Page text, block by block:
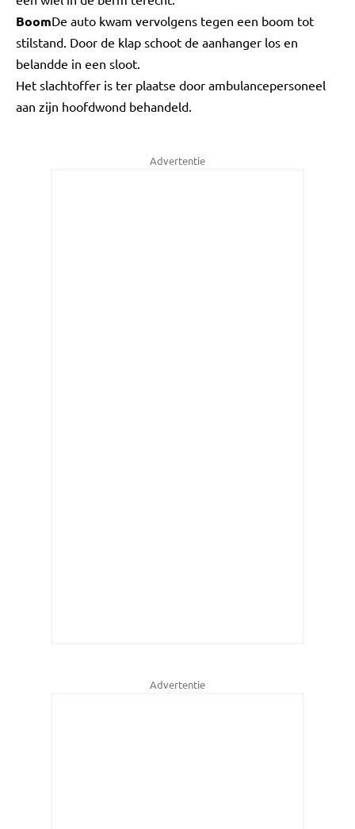
BoomDe auto kwam vervolgens tegen een boom tot
stilstand. Door de klap schoot de aanhanger los en
belandde in een sloot.
Het slachtoffer is ter plaatse door ambulancepersoneel
aan zijn hoofdwond behandeld.
Advertentie
Advertentie